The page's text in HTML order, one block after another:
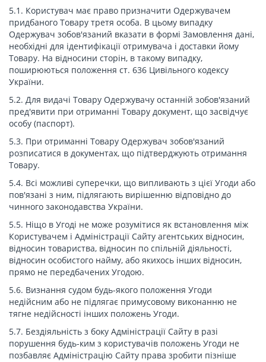
5.1. Користувач має право призначити Одержувачем
придбаного Товару третя особа. В цьому випадку
Одержувач зобов'язаний вказати в формі Замовлення дані,
необхідні для ідентифікації отримувача і доставки йому
Товару. На відносини сторін, в такому випадку,
поширюються положення ст. 636 Цивільного кодексу
України.
5.2. Для видачі Товару Одержувачу останній зобов'язаний
пред'явити при отриманні Товару документ, що засвідчує
особу (паспорт).
5.3. При отриманні Товару Одержувач зобов'язаний
розписатися в документах, що підтверджують отримання
Товару.
5.4. Всі можливі суперечки, що випливають з цієї Угоди або
пов'язані з ним, підлягають вирішенню відповідно до
чинного законодавства України.
5.5. Ніщо в Угоді не може розумітися як встановлення між
Користувачем і Адміністрації Сайту агентських відносин,
відносин товариства, відносин по спільній діяльності,
відносин особистого найму, або якихось інших відносин,
прямо не передбачених Угодою.
5.6. Визнання судом будь-якого положення Угоди
недійсним або не підлягає примусовому виконанню не
тягне недійсності інших положень Угоди.
5.7. Бездіяльність з боку Адміністрації Сайту в разі
порушення будь-ким з користувачів положень Угоди не
позбавляє Адміністрацію Сайту права зробити пізніше